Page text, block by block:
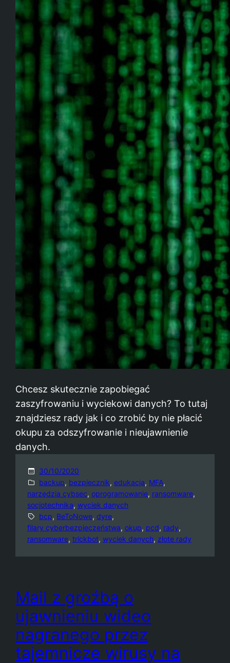
Chcesz skutecznie zapobiegać
zaszyfrowaniu i wyciekowi danych? To tutaj
znajdziesz rady jak i co zrobić by nie płacić
okupu za odszyfrowanie i nieujawnienie
danych.
30/10/2020
backup, bezpiecznik, edukacja, MFA,
narzędzia cybsec, oprogramowanie, ransomware,
socjotechnika, wyciek danych
bcp, BeToNowe, dyre,
filary cyberbezpieczeństwa, okup, pcd, rady,
ransomware, trickbot, wyciek danych, złote rady
Mail z groźbą o
ujawnieniu wideo
nagranego przez
tajemnicze wirusy na